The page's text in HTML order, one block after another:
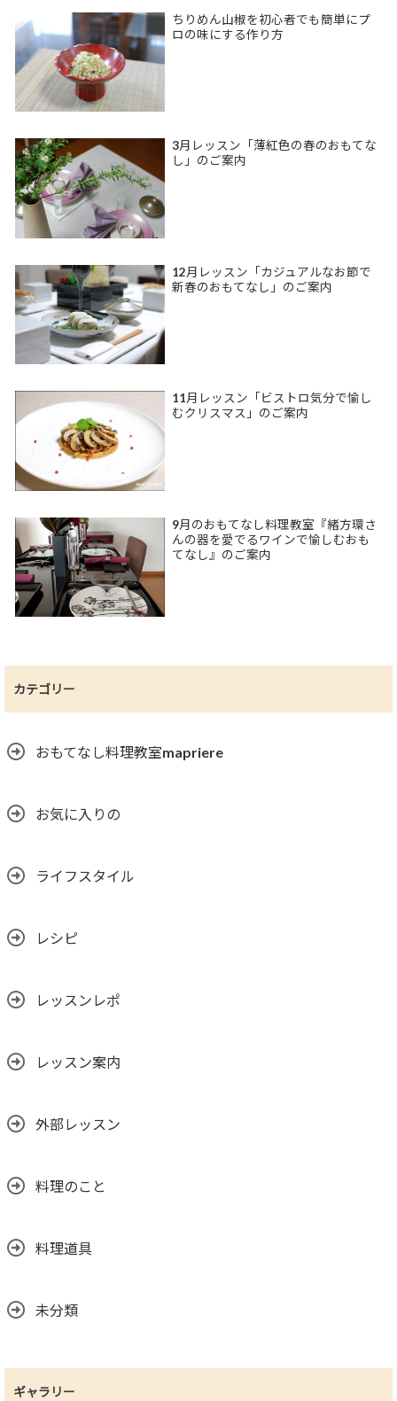
ちりめん山椒を初心者でも簡単にプ
ロの味にする作り方
3月レッスン「薄紅色の春のおもてな
し」のご案内
12月レッスン「カジュアルなお節で
新春のおもてなし」のご案内
11月レッスン「ビストロ気分で愉し
むクリスマス」のご案内
9月のおもてなし料理教室『緒方環さ
んの器を愛でるワインで愉しむおも
てなし』のご案内
カテゴリー
おもてなし料理教室mapriere
お気に入りの
ライフスタイル
レシピ
レッスンレポ
レッスン案内
外部レッスン
料理のこと
料理道具
未分類
ギャラリー